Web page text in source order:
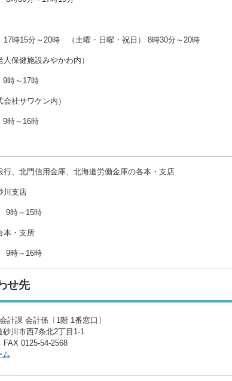
時15分～20時 （土曜・日曜・祝日） 8時30分～20時
保健施設みやかわ内）
時～17時
社サワケン内）
時～16時
行、北門信用金庫、北海道労働金庫の各本・支店
川支店
9時～15時
本・支所
9時～16時
せ先
計課 会計係〔1階 1番窓口〕
川市西7条北2丁目1-1
FAX 0125-54-2568
ム